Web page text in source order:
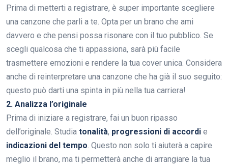
Prima di metterti a registrare, è super importante scegliere
una canzone che parli a te. Opta per un brano che ami
davvero e che pensi possa risonare con il tuo pubblico. Se
scegli qualcosa che ti appassiona, sarà più facile
trasmettere emozioni e rendere la tua cover unica. Considera
anche di reinterpretare una canzone che ha già il suo seguito:
questo può darti una spinta in più nella tua carriera!
2. Analizza l’originale
Prima di iniziare a registrare, fai un buon ripasso
dell’originale. Studia tonalità, progressioni di accordi e
indicazioni del tempo. Questo non solo ti aiuterà a capire
meglio il brano, ma ti permetterà anche di arrangiare la tua